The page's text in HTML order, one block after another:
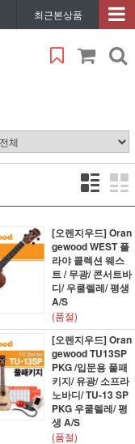
최근본상품
[오렌지우드] Oran
gewood WEST 플
라야 콜렉션 웨스
트 / 무광/ 콘서트바
디/ 우쿨렐레/ 평생
A/S
(품절)
[오렌지우드] Oran
gewood TU13SP
PKG /입문용 풀패
키지/ 유광/ 소프라
노바디/ TU-13 SP
PKG 우쿨렐레/ 평
생 A/S
(품절)